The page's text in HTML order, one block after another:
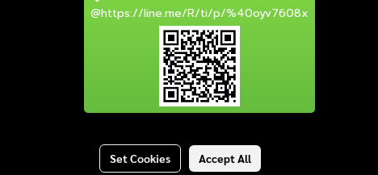
@https://line.me/R/ti/p/%40oyv7608x
Set Cookies Accept All